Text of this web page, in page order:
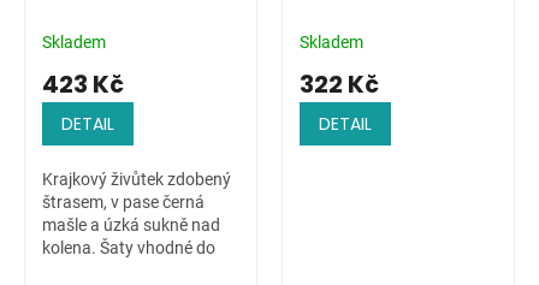
Skladem
423 Kč
DETAIL
Krajkový živůtek zdobený
štrasem, v pase černá
mašle a úzká sukně nad
kolena. Šaty vhodné do
Skladem
322 Kč
DETAIL